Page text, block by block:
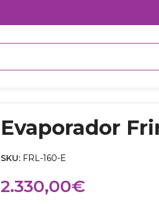
Evaporador
SKU: FRL-160-E
2.330,00€